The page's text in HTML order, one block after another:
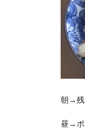
朝→残
昼→ポ